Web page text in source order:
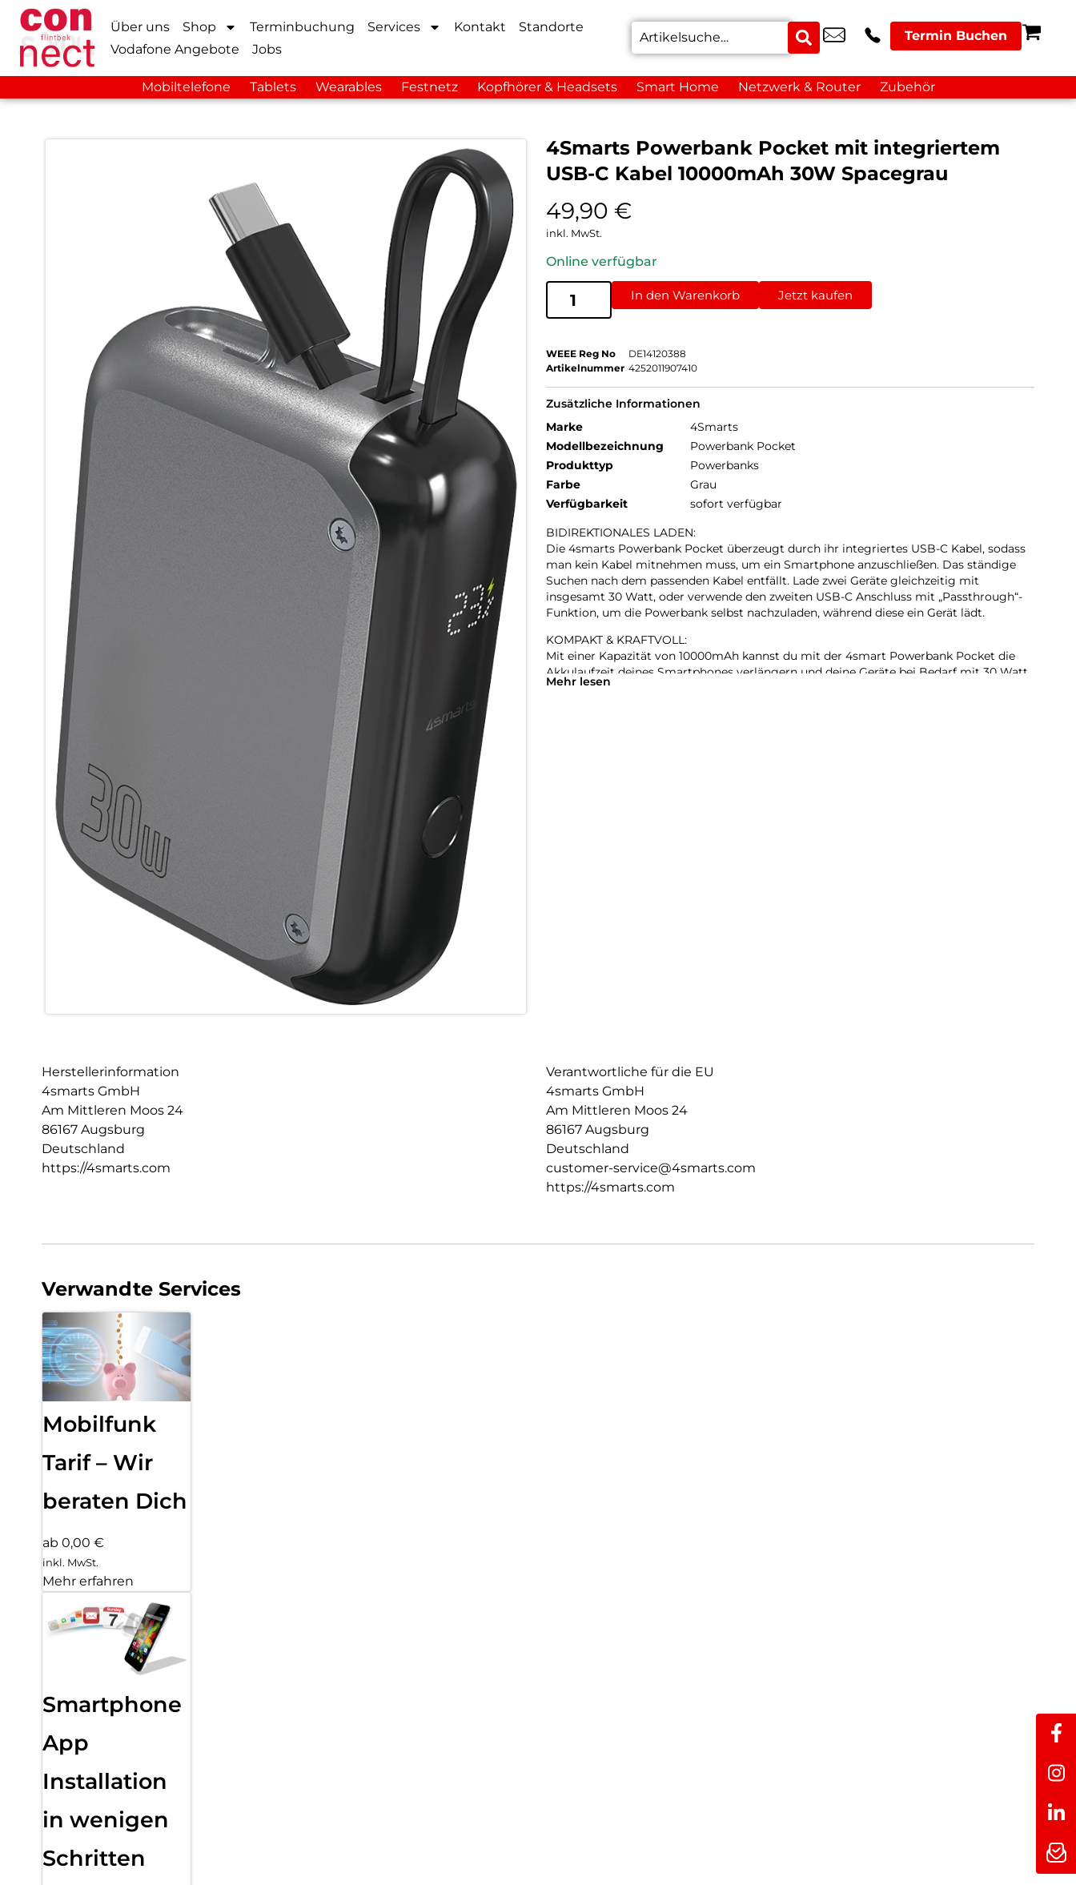
Über uns Shop Terminbuchung Services Kontakt
Standorte
Vodafone Angebote
Jobs
Termin Buchen
Mobiltelefone Tablets Wearables Festnetz Kopfhörer & Headsets Smart Home Netzwerk & Router Zubehör
4Smarts Powerbank Pocket mit integriertem
USB-C Kabel 10000mAh 30W Spacegrau
49,90 €
inkl. MwSt.
Online verfügbar
In den Warenkorb Jetzt kaufen
WEEE Reg No
DE14120388
Artikelnummer 4252011907410
Zusätzliche Informationen
Marke
4Smarts
Modellbezeichnung
Powerbank Pocket
Produkttyp
Powerbanks
Farbe
Grau
Verfügbarkeit
sofort verfügbar
BIDIREKTIONALES LADEN:
Die 4smarts Powerbank Pocket überzeugt durch ihr integriertes USB-C Kabel, sodass
man kein Kabel mitnehmen muss, um ein Smartphone anzuschließen. Das ständige
Suchen nach dem passenden Kabel entfällt. Lade zwei Geräte gleichzeitig mit
insgesamt 30 Watt, oder verwende den zweiten USB-C Anschluss mit „Passthrough“-
Funktion, um die Powerbank selbst nachzuladen, während diese ein Gerät lädt.
KOMPAKT & KRAFTVOLL:
Mit einer Kapazität von 10000mAh kannst du mit der 4smart Powerbank Pocket die
Akkulaufzeit deines Smartphones verlängern und deine Geräte bei Bedarf mit 30 Watt
aufladen. Unsere kompakte Powerbank Pocket wiegt nur 181 g und passt dank ihrer
Mehr lesen
Herstellerinformation
4smarts GmbH
Am Mittleren Moos 24
86167 Augsburg
Deutschland
https://4smarts.com
Verantwortliche für die EU
4smarts GmbH
Am Mittleren Moos 24
86167 Augsburg
Deutschland
customer-service@4smarts.com
https://4smarts.com
Verwandte Services
Mobilfunk
Tarif – Wir
beraten Dich
ab 0,00 €
inkl. MwSt.
Mehr erfahren
Smartphone
App
Installation
in wenigen
Schritten